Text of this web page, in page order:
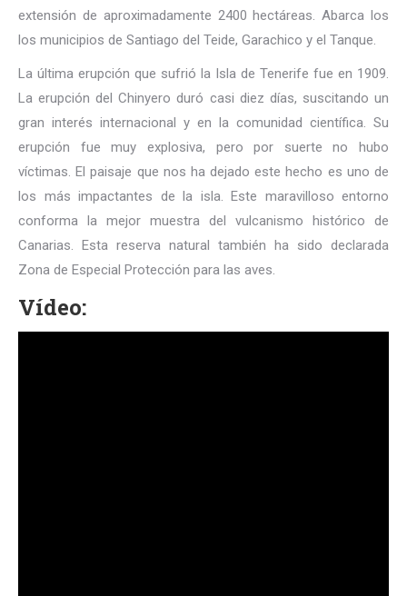
extensión de aproximadamente 2400 hectáreas. Abarca los
los municipios de Santiago del Teide, Garachico y el Tanque.
La última erupción que sufrió la Isla de Tenerife fue en 1909.
La erupción del Chinyero duró casi diez días, suscitando un
gran interés internacional y en la comunidad científica. Su
erupción fue muy explosiva, pero por suerte no hubo
víctimas. El paisaje que nos ha dejado este hecho es uno de
los más impactantes de la isla. Este maravilloso entorno
conforma la mejor muestra del vulcanismo histórico de
Canarias. Esta reserva natural también ha sido declarada
Zona de Especial Protección para las aves.
Vídeo: